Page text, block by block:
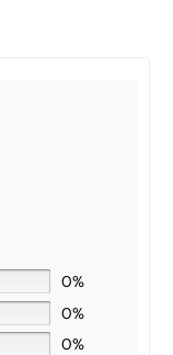
0%
0%
0%